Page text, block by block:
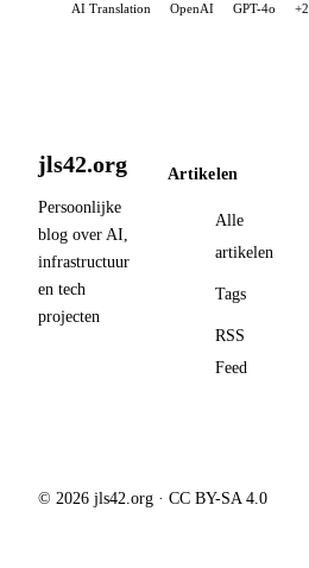
AI Translation OpenAI GPT-4o +2
jls42.org
Persoonlijke
blog over AI,
infrastructuur
en tech
projecten
Artikelen
Alle
artikelen
Tags
RSS
Feed
© 2026 jls42.org · CC BY-SA 4.0